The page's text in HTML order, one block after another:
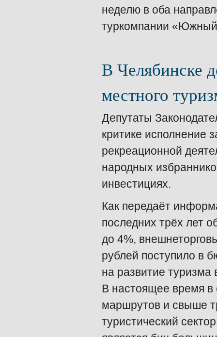
неделю в оба
туркомпании
В Челябинске
местного
Депутаты
критике исполнение
рекреационной
народных
инвестициях.
Как передаёт
последних трёх лет
до 4%,
рублей поступило в
на развитие туризма
В настоящее время в
маршрутов и свыше
туристический